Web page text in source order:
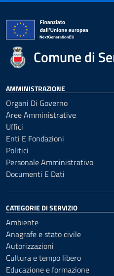
Comune di
AMMINISTRAZIONE
Organi Di Governo
Aree Amministrative
Uffici
Enti E Fondazioni
Politici
Personale Amministrativo
Documenti E Dati
CATEGORIE DI SERVIZIO
Ambiente
Anagrafe e stato civile
Autorizzazioni
Cultura e tempo libero
Educazione e formazione